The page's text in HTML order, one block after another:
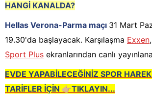
HANGİ KANALDA?
Hellas Verona-Parma maçı 31 Mart
19.30'da başlayacak. Karşılaşma Exxen,
Sport Plus ekranlarından canlı
EVDE YAPABİLECEĞİNİZ SPOR
TARİFLER İÇİN 👉🏼TIKLAYIN...